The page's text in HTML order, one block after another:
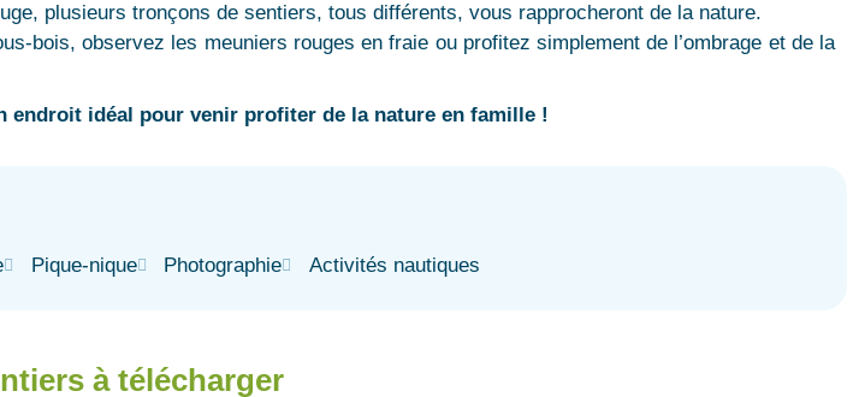
plusieurs tronçons de sentiers, tous différents, vous rapprocheront de la nature.
bois, observez les meuniers rouges en fraie ou profitez simplement de l’ombrage et de la
endroit idéal pour venir profiter de la nature en famille !
Pique-nique Photographie Activités nautiques
à télécharger